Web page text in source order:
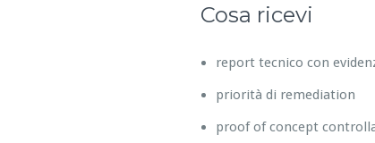
Cosa ricevi
report tecnico con
priorità di remediation
proof of concept